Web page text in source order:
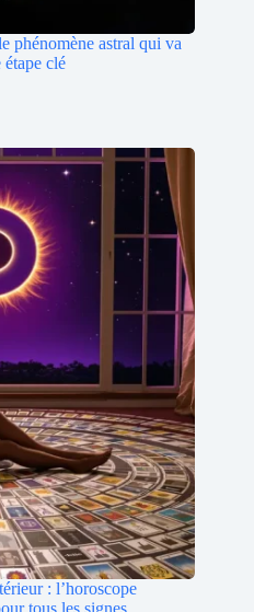
phénomène astral qui va
étape clé
: l’horoscope